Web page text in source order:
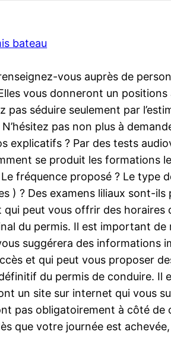
bateau
vous auprès de
vous donneront un
séduire seulement par
pas non plus à
explicatifs ? Par des tests
se produit les formations
fréquence proposé ? Le type
) ? Des examens liliaux sont-
qui peut vous offrir des
du permis. Il est important
suggérera des informations
et qui peut vous proposer
du permis de conduire.
un site sur internet qui vous
pas obligatoirement à côté
que votre journée est